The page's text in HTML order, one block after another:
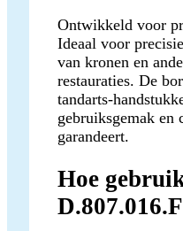
Ontwikkeld voor
Ideaal voor
van kronen en
restauraties. De
tandarts-
gebruiksgemak
garandeert.
Hoe